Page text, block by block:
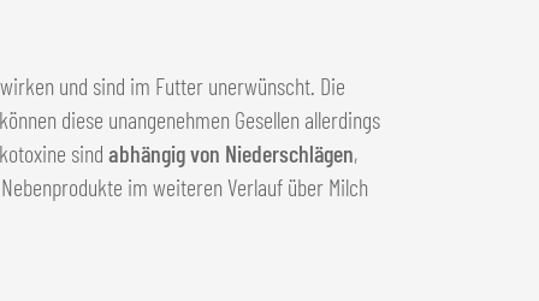
und sind im Futter unerwünscht. Die
diese unangenehmen Gesellen allerdings
sind abhängig von Niederschlägen,
im weiteren Verlauf über Milch